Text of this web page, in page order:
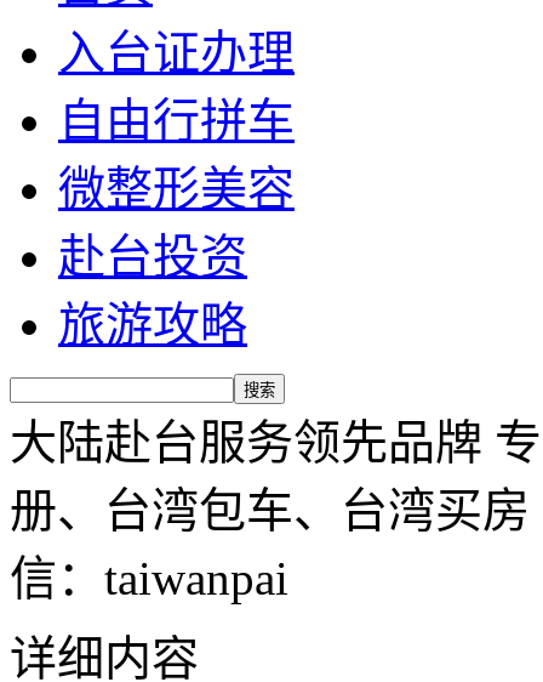
入台证办理
自由行拼车
微整形美容
赴台投资
旅游攻略
大陆赴台服务领先品牌
册、台湾包车、台湾买房
信：taiwanpai
详细内容